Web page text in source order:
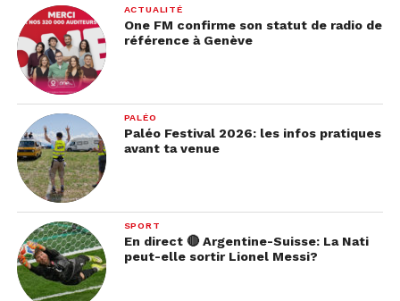
pourras ensuite descendre les escaliers pour
danser au Brigitte Clubsur des sons des années
70-90!
ACTUALITÉ
One FM confirme son statut de radio de
référence à Genève
PALÉO
Paléo Festival 2026: les infos pratiques
avant ta venue
SPORT
En direct 🔴 Argentine-Suisse: La Nati
peut-elle sortir Lionel Messi?